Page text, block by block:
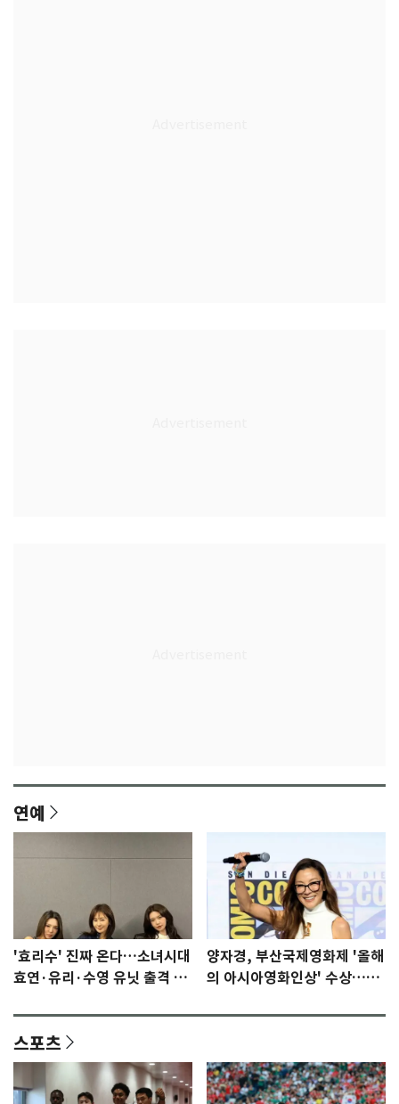
연예
'효리수' 진짜 온다…소녀시대
효연·유리·수영 유닛 출격 [N
양자경, 부산국제영화제 '올해
의 아시아영화인상' 수상…15
스포츠